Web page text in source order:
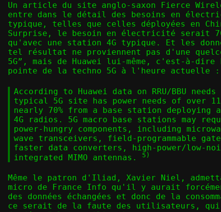
Un article du site anglo-saxon Fierce
entre dans le détail des besoins en
typique, telles que celles déployées en
Surprise, le besoin en électricité serait
qu'avec une station 4G typique. Et les
tel résultat ne proviennent pas d'une
5G”, mais de Huawei lui-même, c'est-à-
pointe de la techno 5G à l'heure actuelle :
According to Huawei data on RRU/BBU
typical 5G site has power needs of over
nearly 70% from a base station deploying
4G radios. 5G macro base stations may
power-hungry components, including
wave transceivers, field-programmable
faster data converters, high-power/low-
integrated MIMO antennas.
5)
Même le patron d'Iliad, Xavier Niel,
micro de France Info qu'il y aurait
des données échangées et donc de la
ce serait de la faute des utilisateurs, qui